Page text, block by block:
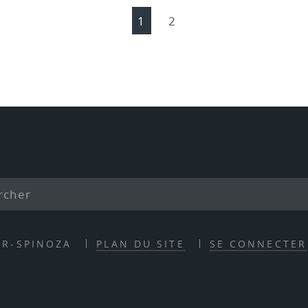
1 2
SPINOZA PLAN DU SITE SE CONNECTER